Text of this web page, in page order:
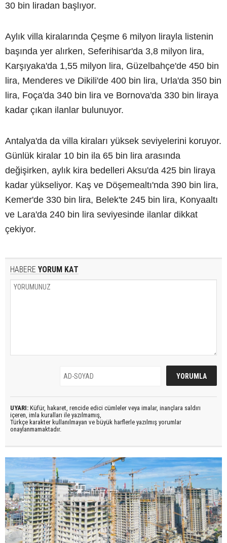
30 bin liradan başlıyor.
Aylık villa kiralarında Çeşme 6 milyon lirayla listenin
başında yer alırken, Seferihisar'da 3,8 milyon lira,
Karşıyaka'da 1,55 milyon lira, Güzelbahçe'de 450 bin
lira, Menderes ve Dikili'de 400 bin lira, Urla'da 350 bin
lira, Foça'da 340 bin lira ve Bornova'da 330 bin liraya
kadar çıkan ilanlar bulunuyor.
Antalya'da da villa kiraları yüksek seviyelerini koruyor.
Günlük kiralar 10 bin ila 65 bin lira arasında
değişirken, aylık kira bedelleri Aksu'da 425 bin liraya
kadar yükseliyor. Kaş ve Döşemealtı'nda 390 bin lira,
Kemer'de 330 bin lira, Belek'te 245 bin lira, Konyaaltı
ve Lara'da 240 bin lira seviyesinde ilanlar dikkat
çekiyor.
HABERE YORUM KAT
UYARI: Küfür, hakaret, rencide edici cümleler veya imalar, inançlara saldırı
içeren, imla kuralları ile yazılmamış,
Türkçe karakter kullanılmayan ve büyük harflerle yazılmış yorumlar
onaylanmamaktadır.